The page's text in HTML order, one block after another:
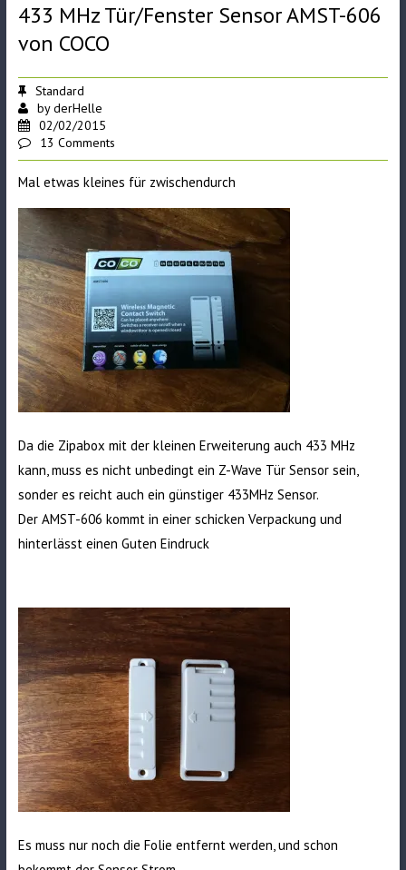
433 MHz Tür/Fenster Sensor AMST-606
von COCO
Standard
byderHelle
02/02/2015
13 Comments
Mal etwas kleines für zwischendurch
Da die Zipabox mit der kleinen Erweiterung auch 433 MHz
kann, muss es nicht unbedingt ein Z-Wave Tür Sensor sein,
sonder es reicht auch ein günstiger 433MHz Sensor.
Der AMST-606 kommt in einer schicken Verpackung und
hinterlässt einen Guten Eindruck
Es muss nur noch die Folie entfernt werden, und schon